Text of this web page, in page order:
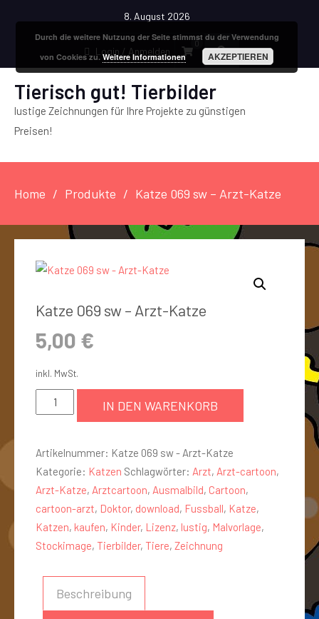
8. August 2026
Login / Anmelden
0
Tierisch gut! Tierbilder
lustige Zeichnungen für Ihre Projekte zu günstigen
Preisen!
Home Produkte Katze 069 sw – Arzt-Katze
Katze 069 sw – Arzt-Katze
5,00 €
inkl. MwSt.
IN DEN WARENKORB
Artikelnummer: Katze 069 sw - Arzt-Katze
Kategorie: Katzen Schlagwörter: Arzt, Arzt-cartoon,
Arzt-Katze, Arztcartoon, Ausmalbild, Cartoon,
cartoon-arzt, Doktor, download, Fussball, Katze,
Katzen, kaufen, Kinder, Lizenz, lustig, Malvorlage,
Stockimage, Tierbilder, Tiere, Zeichnung
Beschreibung
Durch die weitere Nutzung der Seite stimmst du der Verwendung
von Cookies zu.Weitere Informationen AKZEPTIEREN